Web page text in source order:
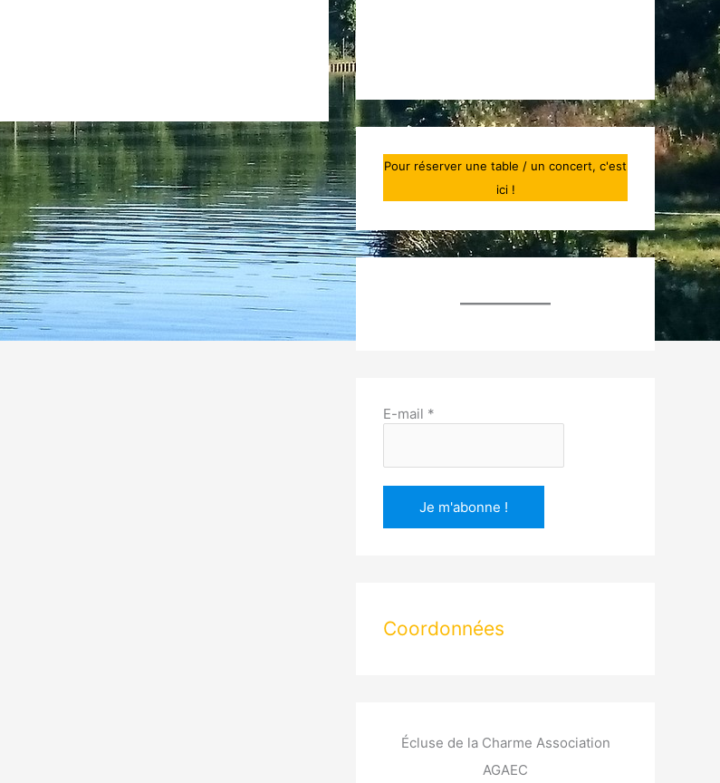
Pour réserver une table / un concert, c'est
ici !
E-mail *
Coordonnées
Écluse de la Charme Association
AGAEC